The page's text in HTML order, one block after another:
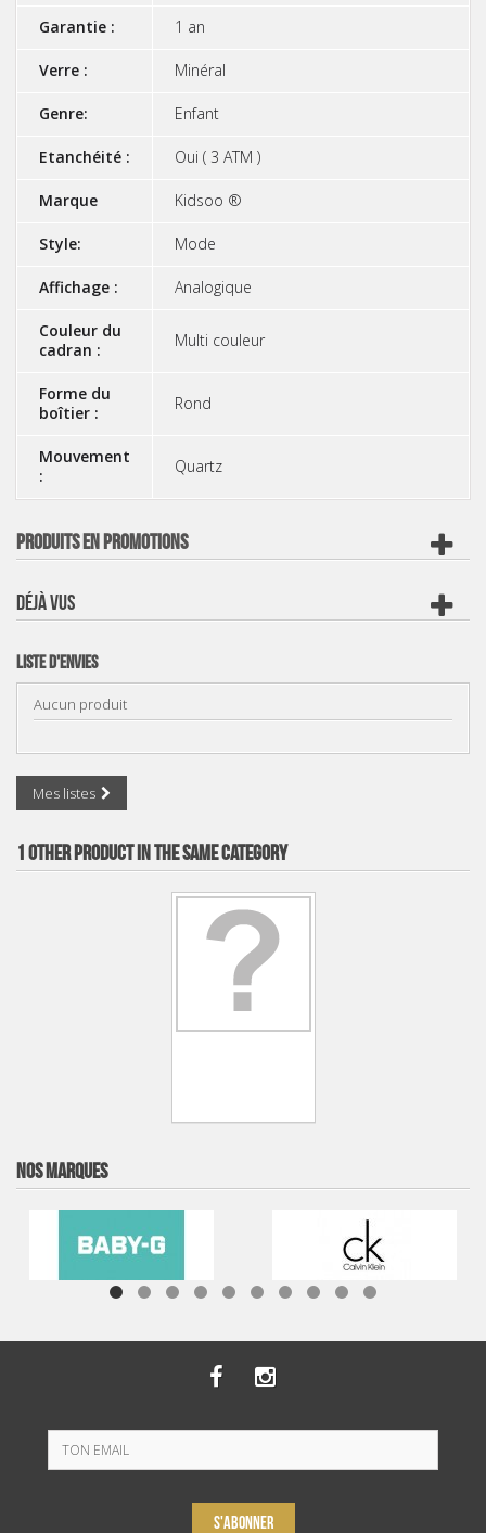
Garantie : 1 an
Verre : Minéral
Genre: Enfant
Etanchéité : Oui ( 3 ATM )
Marque Kidsoo ®
Style: Mode
Affichage : Analogique
Couleur du
cadran :
Multi couleur
Forme du
boîtier :
Rond
Mouvement
:
Quartz
PRODUITS EN PROMOTIONS
DÉJÀ VUS
Liste d'envies
Aucun produit
Mes listes
1 OTHER PRODUCT IN THE SAME CATEGORY
NOS MARQUES
S'ABONNER